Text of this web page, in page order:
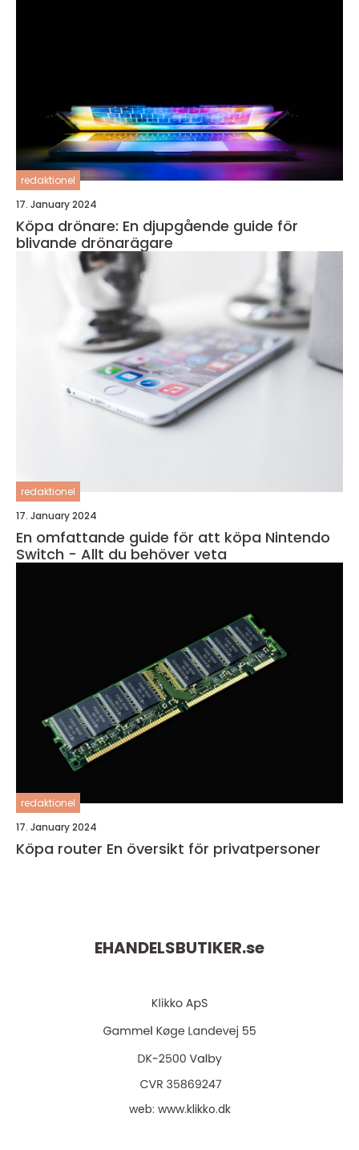
redaktionel
17. January 2024
Köpa drönare: En djupgående guide för
blivande drönarägare
redaktionel
17. January 2024
En omfattande guide för att köpa Nintendo
Switch - Allt du behöver veta
redaktionel
17. January 2024
Köpa router En översikt för privatpersoner
EHANDELSBUTIKER.se
web: www.klikko.dk